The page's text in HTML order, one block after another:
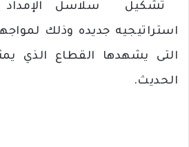
تشكيل
سلاسل الإمداد
استراتيجيه جديده وذلك
التى
يشهدها القطاع الذي
الحديث.